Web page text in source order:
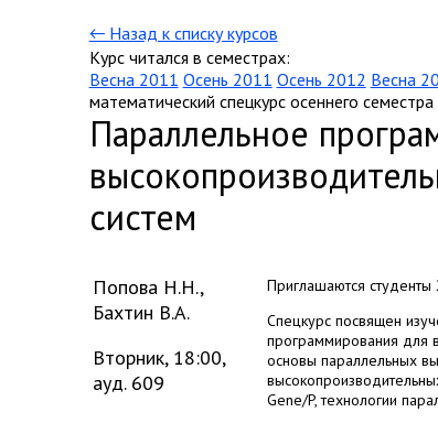
← Назад к списку курсов
Курс читался в семестрах:
Весна 2011 Осень 2011 Осень 2012 Весна
математический спецкурс осеннего
Параллельное
систем
Попова Н.Н.,
Бахтин В.А.
Вторник, 18:00,
ауд. 609
Приглашаются студенты
Спецкурс посвящен
программирования для
основы параллельных
Gene/P, технологии